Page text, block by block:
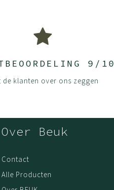
9/10
de klanten over ons zeggen
Over Beuk
Contact
Alle Producten